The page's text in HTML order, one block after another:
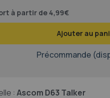
à partir de 4,99€
Ajouter au
Précommande
: Ascom D63 Talker